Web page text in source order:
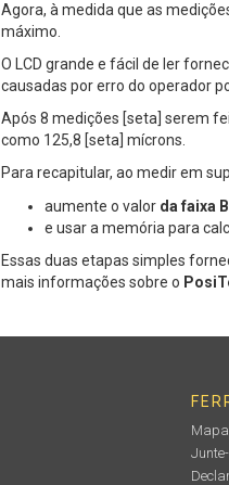
Agora, à medida que as
máximo.
O LCD grande e fácil de ler
causadas por erro do operador
Após 8 medições [seta] serem
como 125,8 [seta] mícrons.
Para recapitular, ao medir em
aumente o valor da faixa
e usar a memória para
Essas duas etapas simples
mais informações sobre o